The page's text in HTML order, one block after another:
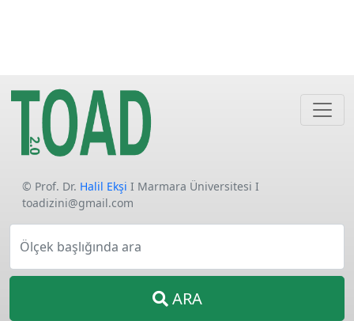
© Prof. Dr. Halil Ekşi I Marmara Üniversitesi I
toadizini@gmail.com
Ölçek başlığında ara
ARA